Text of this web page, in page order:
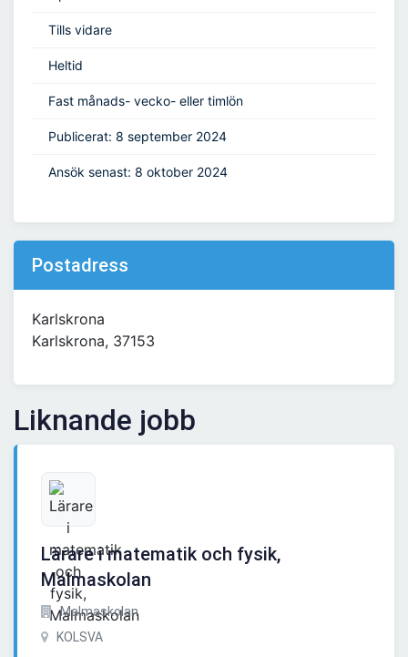
Tills vidare
Heltid
Fast månads- vecko- eller timlön
Publicerat: 8 september 2024
Ansök senast: 8 oktober 2024
Postadress
Karlskrona
Karlskrona, 37153
Liknande jobb
Lärare i matematik och fysik,
Malmaskolan
Malmaskolan
KOLSVA